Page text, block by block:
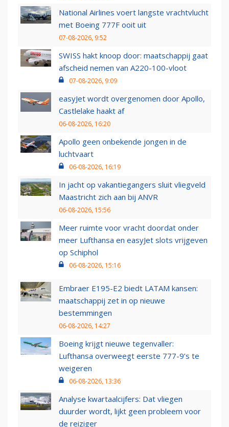
National Airlines voert langste vrachtvlucht
met Boeing 777F ooit uit
07-08-2026, 9:52
SWISS hakt knoop door: maatschappij gaat
afscheid nemen van A220-100-vloot
07-08-2026, 9:09
easyJet wordt overgenomen door Apollo,
Castlelake haakt af
06-08-2026, 16:20
Apollo geen onbekende jongen in de
luchtvaart
06-08-2026, 16:19
In jacht op vakantiegangers sluit vliegveld
Maastricht zich aan bij ANVR
06-08-2026, 15:56
Meer ruimte voor vracht doordat onder
meer Lufthansa en easyJet slots vrijgeven
op Schiphol
06-08-2026, 15:16
Embraer E195-E2 biedt LATAM kansen:
maatschappij zet in op nieuwe
bestemmingen
06-08-2026, 14:27
Boeing krijgt nieuwe tegenvaller:
Lufthansa overweegt eerste 777-9’s te
weigeren
06-08-2026, 13:36
Analyse kwartaalcijfers: Dat vliegen
duurder wordt, lijkt geen probleem voor
de reiziger